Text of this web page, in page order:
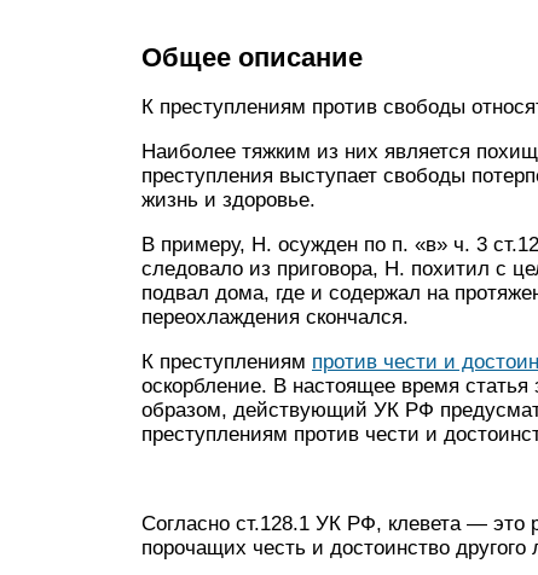
Общее описание
К преступлениям против свободы
Наиболее тяжким из них является
преступления выступает свободы
жизнь и здоровье.
В примеру, Н. осужден по п. «в» ч. 3
следовало из приговора, Н. похитил с
подвал дома, где и содержал на
переохлаждения скончался.
К преступлениям против чести и
оскорбление. В настоящее время
образом, действующий УК РФ
преступлениям против чести и
Согласно ст.128.1 УК РФ, клевета — это
порочащих честь и достоинство